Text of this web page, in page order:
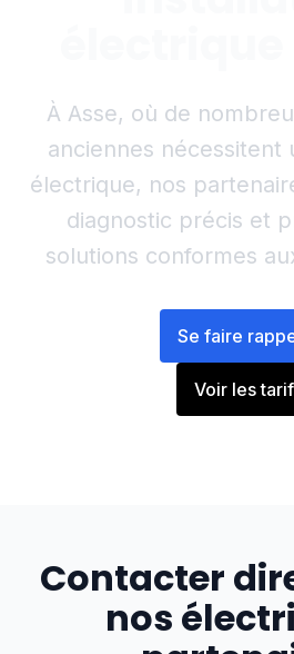
À Asse, où de
anciennes nécessitent
électrique, nos
diagnostic précis et
solutions conformes
Se faire
Voir les
Contacter
nos